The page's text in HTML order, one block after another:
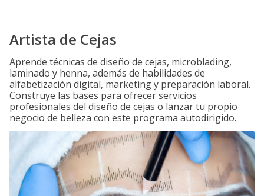
Artista de Cejas
Aprende técnicas de diseño de cejas, microblading,
laminado y henna, además de habilidades de
alfabetización digital, marketing y preparación laboral.
Construye las bases para ofrecer servicios
profesionales del diseño de cejas o lanzar tu propio
negocio de belleza con este programa autodirigido.